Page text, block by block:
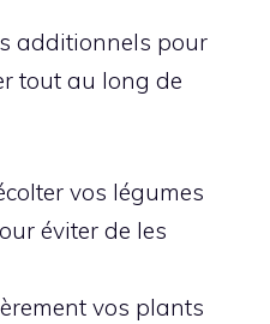
additionnels pour
tout au long de
vos légumes
éviter de les
vos plants